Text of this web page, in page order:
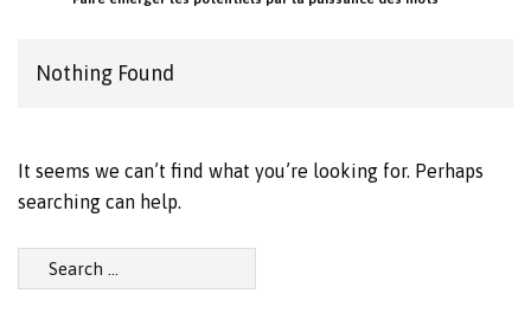
Nothing Found
It seems we can’t find what you’re looking for. Perhaps
searching can help.
Search
for: